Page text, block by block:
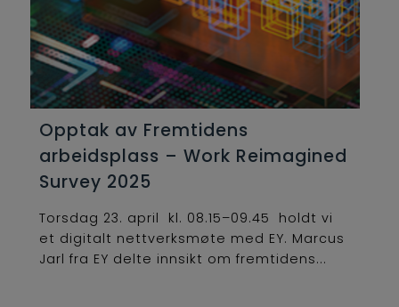
Opptak av Fremtidens
arbeidsplass – Work Reimagined
Survey 2025
Torsdag 23. april kl. 08.15–09.45 holdt vi
et digitalt nettverksmøte med EY. Marcus
Jarl fra EY delte innsikt om fremtidens...